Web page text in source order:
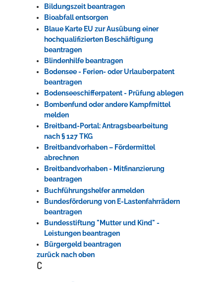
Bildungszeit beantragen
Bioabfall entsorgen
Blaue Karte EU zur Ausübung einer
hochqualifizierten Beschäftigung
beantragen
Blindenhilfe beantragen
Bodensee - Ferien- oder Urlauberpatent
beantragen
Bodenseeschifferpatent - Prüfung ablegen
Bombenfund oder andere Kampfmittel
melden
Breitband-Portal: Antragsbearbeitung
nach § 127 TKG
Breitbandvorhaben – Fördermittel
abrechnen
Breitbandvorhaben - Mitfinanzierung
beantragen
Buchführungshelfer anmelden
Bundesförderung von E-Lastenfahrrädern
beantragen
Bundesstiftung "Mutter und Kind" -
Leistungen beantragen
Bürgergeld beantragen
zurück nach oben
C